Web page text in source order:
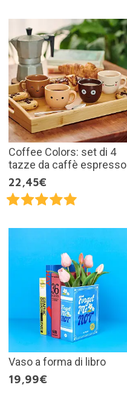
Coffee Colors: set di 4
tazze da caffè espresso
22,45€
Vaso a forma di libro
19,99€